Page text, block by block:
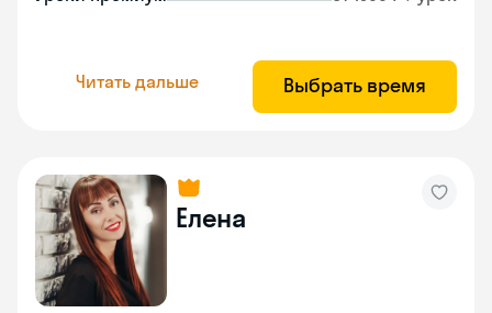
Читать дальше Выбрать время
Елена